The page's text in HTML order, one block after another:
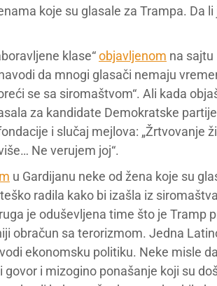
koje su glasale za Trampa. Da
klase“objavljenom na sajtu
da mnogi glasači nemaju
se sa siromaštvom“. Ali kada
za kandidate Demokratske
i slučaj mejlova: „Žrtvovanje
Ne verujem joj“.
u Gardijanu neke od žena koje su
radila kako bi izašla iz
je oduševljena time što je Tramp
obračun sa terorizmom. Jedna
ekonomsku politiku. Neke misle
i mizogino ponašanje koji su